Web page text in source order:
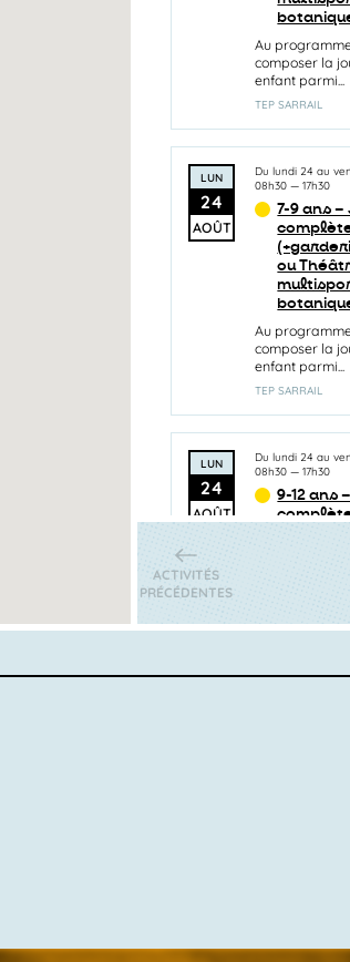
Au programme Vous
composer la
enfant parmi...
TEP SARRAIL
LUN
24
AOÛT
Dulundi 24 au
08h30 —17h30
7-9 ans
ou
Au programme Vous
composer la
enfant parmi...
TEP SARRAIL
LUN
24
AOÛT
Dulundi 24 au
08h30 —17h30
9-12 ans
composer la
TEP SARRAIL
Dulundi 24au
ACTIVITÉS
PRÉCÉDENTES